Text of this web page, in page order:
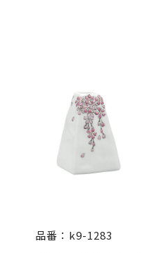
品番：k9-1283